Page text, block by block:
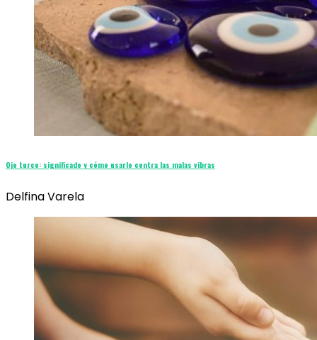
Ojo turco: significado y cómo usarlo contra las malas vibras
Delfina Varela